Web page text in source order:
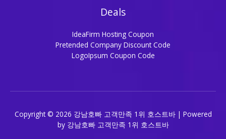
Deals
IdeaFirm Hosting Coupon
Pretended Company Discount Code
LogoIpsum Coupon Code
Copyright © 2026 강남호빠 고객만족 1위 호스트바 | Powered
by 강남호빠 고객만족 1위 호스트바